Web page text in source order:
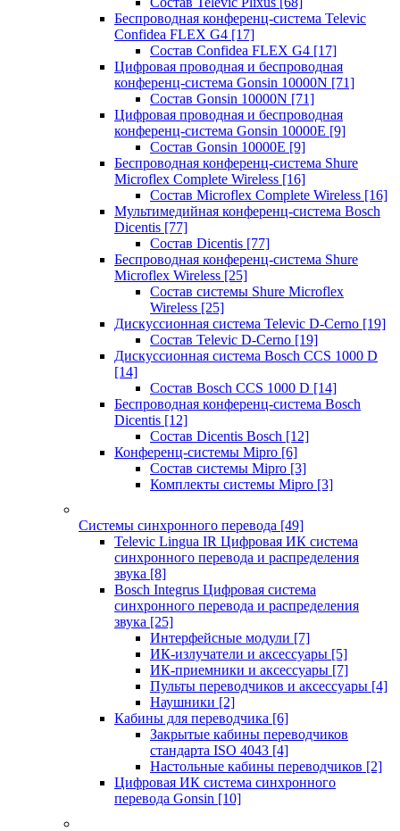
Беспроводная конференц-система Televic
Confidea FLEX G4 [17]
Состав Confidea FLEX G4 [17]
Цифровая проводная и беспроводная
конференц-система Gonsin 10000N [71]
Состав Gonsin 10000N [71]
Цифровая проводная и беспроводная
конференц-система Gonsin 10000E [9]
Состав Gonsin 10000E [9]
Беспроводная конференц-система Shure
Microflex Complete Wireless [16]
Состав Microflex Complete Wireless [16]
Мультимедийная конференц-система Bosch
Dicentis [77]
Состав Dicentis [77]
Беспроводная конференц-система Shure
Microflex Wireless [25]
Состав системы Shure Microflex
Wireless [25]
Дискуссионная система Televic D-Cerno [19]
Состав Televic D-Cerno [19]
Дискуссионная система Bosch CCS 1000 D
[14]
Состав Bosch CCS 1000 D [14]
Беспроводная конференц-система Bosch
Dicentis [12]
Состав Dicentis Bosch [12]
Конференц-системы Mipro [6]
Состав системы Mipro [3]
Комплекты системы Mipro [3]
Системы синхронного перевода [49]
Televic Lingua IR Цифровая ИК система
синхронного перевода и распределения
звука [8]
Bosch Integrus Цифровая система
синхронного перевода и распределения
звука [25]
Интерфейсные модули [7]
ИК-излучатели и аксессуары [5]
ИК-приемники и аксессуары [7]
Пульты переводчиков и аксессуары [4]
Наушники [2]
Кабины для переводчика [6]
Закрытые кабины переводчиков
стандарта ISO 4043 [4]
Настольные кабины переводчиков [2]
Цифровая ИК система синхронного
перевода Gonsin [10]